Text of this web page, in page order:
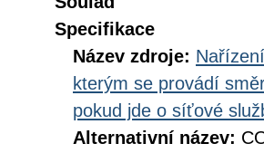
Specifikace
Název zdroje:
kterým se provádí
pokud jde o síťové
Alternativní název: